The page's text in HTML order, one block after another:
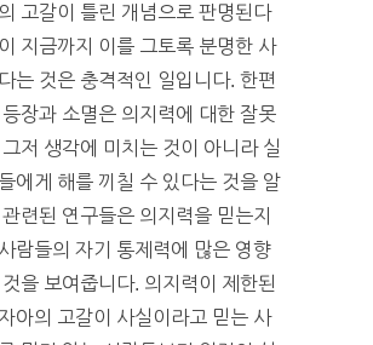
고갈이 틀린 개념으로 판명된다
지금까지 이를 그토록 분명한 사
는 것은 충격적인 일입니다. 한편
장과 소멸은 의지력에 대한 잘못
저 생각에 미치는 것이 아니라 실
에게 해를 끼칠 수 있다는 것을 알
련된 연구들은 의지력을 믿는지
람들의 자기 통제력에 많은 영향
을 보여줍니다. 의지력이 제한된
아의 고갈이 사실이라고 믿는 사